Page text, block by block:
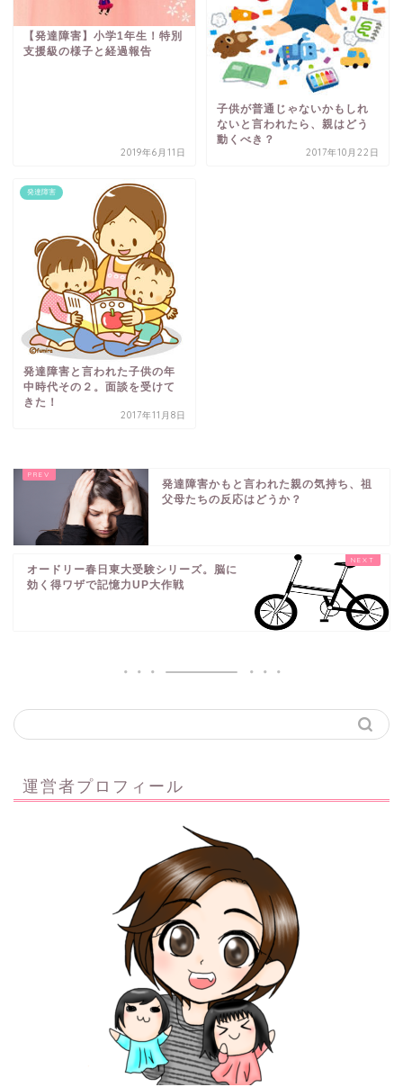
【発達障害】小学1年生！特別
支援級の様子と経過報告
2019年6月11日
子供が普通じゃないかもしれ
ないと言われたら、親はどう
動くべき？
2017年10月22日
発達障害
発達障害と言われた子供の年
中時代その２。面談を受けて
きた！
2017年11月8日
発達障害かもと言われた親の気持ち、祖
父母たちの反応はどうか？
オードリー春日東大受験シリーズ。脳に
効く得ワザで記憶力UP大作戦
運営者プロフィール